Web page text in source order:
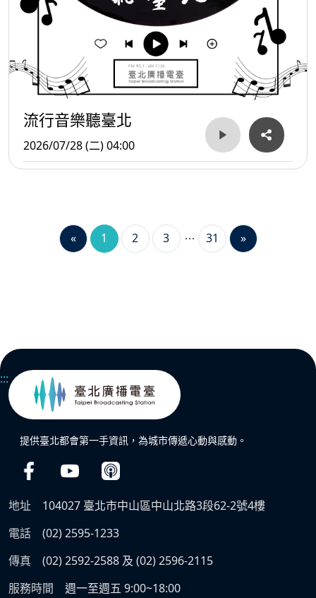
流行音樂聽臺北
2026/07/28 (二) 04:00
« 1 2 3 31 »
:::
提供臺北都會第一手資訊，為城市傳遞心動與感動。
地址
104027 臺北市中山區中山北路3段62-2號4樓
電話
(02) 2595-1233
傳真
(02) 2592-2588 及 (02) 2596-2115
服務時間
週一至週五 9:00~18:00